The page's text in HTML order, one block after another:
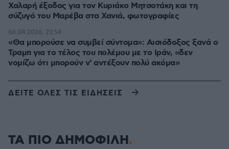
Χαλαρή έξοδος για τον Κυριάκο Μητσοτάκη και τη
σύζυγό του Μαρέβα στα Χανιά, φωτογραφίες
«Θα μπορούσε να συμβεί σύντομα»: Αισιόδοξος ξανά ο
Τραμπ για το τέλος του πολέμου με το Ιράν, «δεν
νομίζω ότι μπορούν ν' αντέξουν πολύ ακόμα»
06.08.2026, 23:54
ΔΕΙΤΕ ΟΛΕΣ ΤΙΣ ΕΙΔΗΣΕΙΣ
ΤΑ ΠΙΟ ΔΗΜΟΦΙΛΗ